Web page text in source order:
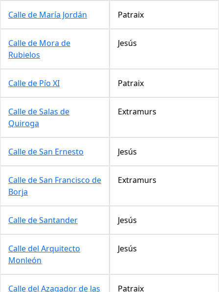
Calle de María Jordán Patraix
Calle de Mora de
Rubielos
Jesús
Calle de Pío XI Patraix
Calle de Salas de
Quiroga
Extramurs
Calle de San Ernesto Jesús
Calle de San Francisco de
Borja
Extramurs
Calle de Santander Jesús
Calle del Arquitecto
Monleón
Jesús
Calle del Azagador de las
Patraix